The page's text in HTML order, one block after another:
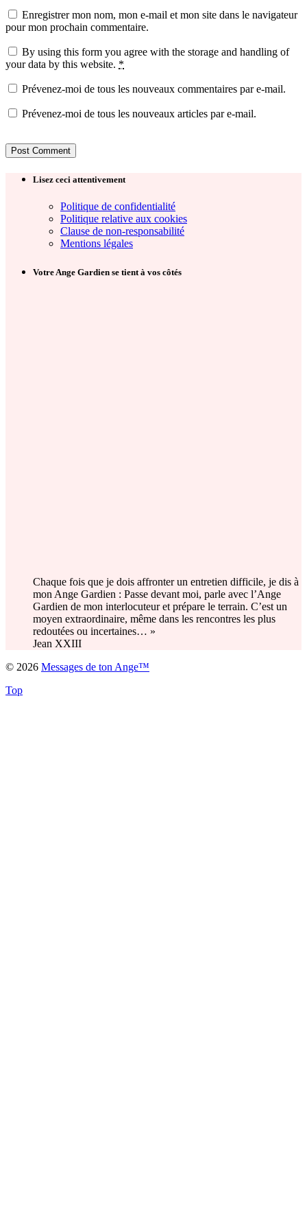
Enregistrer mon nom, mon e-mail et mon site dans le navigateur
pour mon prochain commentaire.
By using this form you agree with the storage and handling of
your data by this website. *
Prévenez-moi de tous les nouveaux commentaires par e-mail.
Prévenez-moi de tous les nouveaux articles par e-mail.
Lisez ceci attentivement
Politique de confidentialité
Politique relative aux cookies
Clause de non-responsabilité
Mentions légales
Votre Ange Gardien se tient à vos côtés
Chaque fois que je dois affronter un entretien difficile, je dis à
mon Ange Gardien : Passe devant moi, parle avec l’Ange
Gardien de mon interlocuteur et prépare le terrain. C’est un
moyen extraordinaire, même dans les rencontres les plus
redoutées ou incertaines… »
Jean XXIII
© 2026 Messages de ton Ange™
Top